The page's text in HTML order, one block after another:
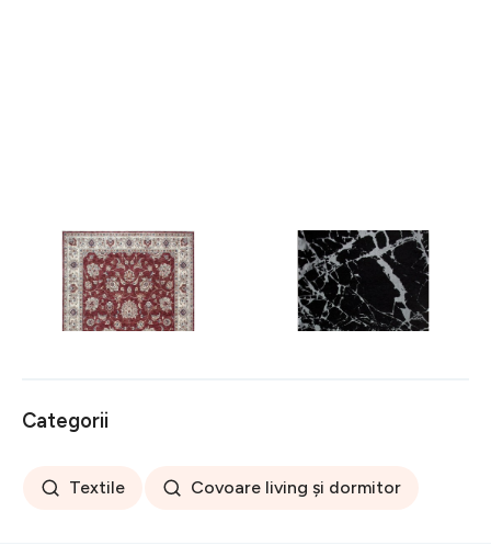
Covor rezistent Eko, ALT
05 - Red, Ivory, 100%
poliester, 80 x 150 cm
256 lei
Covor rezistent SM 21 -
Black, Silver XW, 80x300
441 lei
Categorii
Textile Covoare living și dormitor